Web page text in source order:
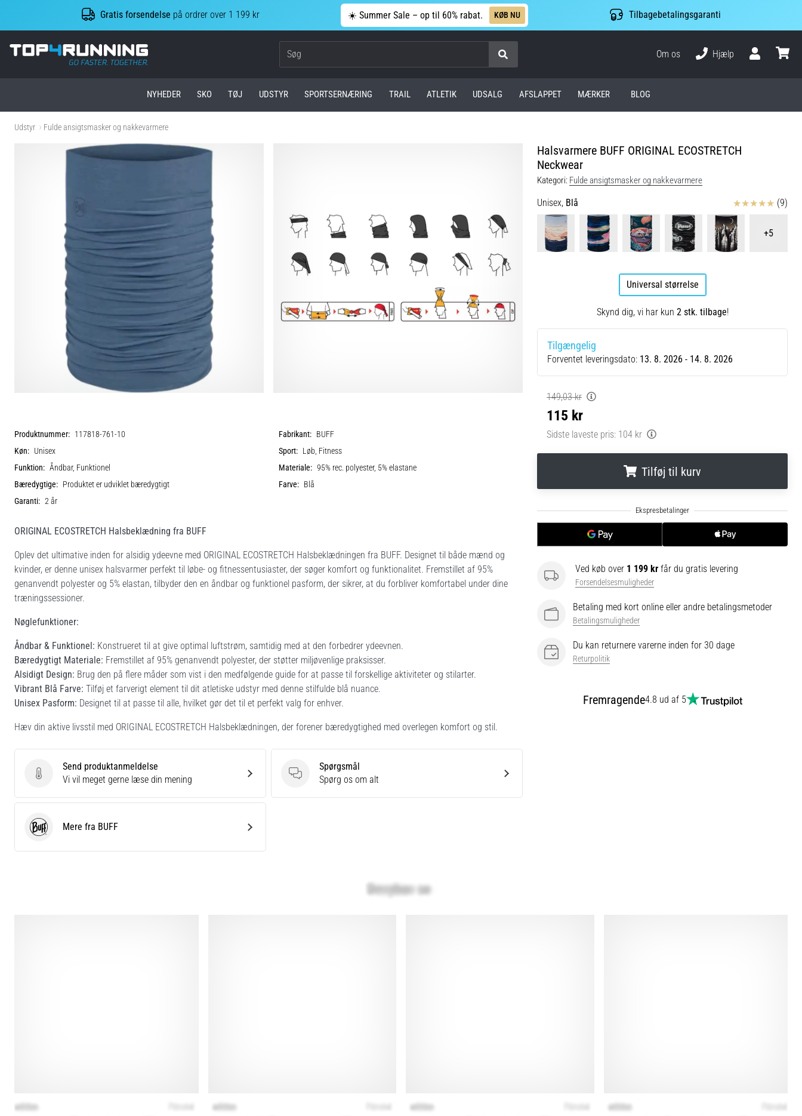
Gratis forsendelse på ordrer over 1 199 kr ☀️ Summer Sale – op til 60% rabat. KØB NU Tilbagebetalingsgaranti
Top4Running.dk
Om os
Hjælp
NYHEDER SKO TØJ UDSTYR SPORTSERNÆRING TRAIL ATLETIK UDSALG AFSLAPPET MÆRKER BLOG
Udstyr Fulde ansigtsmasker og nakkevarmere
Halsvarmere BUFF ORIGINAL ECOSTRETCH
Neckwear
Kategori: Fulde ansigtsmasker og nakkevarmere
Unisex, Blå Anmeldelser (9)
+5
Universal størrelse
Skynd dig, vi har kun 2 stk. tilbage!
Tilgængelig
Forventet leveringsdato: 13. 8. 2026 - 14. 8. 2026
149,03 kr
115 kr
Sidste laveste pris: 104 kr
Tilføj til kurv
Ved køb over 1 199 kr får du gratis levering
Forsendelsesmuligheder
Betaling med kort online eller andre betalingsmetoder
Betalingsmuligheder
Du kan returnere varerne inden for 30 dage
Returpolitik
Fremragende4.8 ud af 5
Produktnummer: 117818-761-10 Fabrikant: BUFF
Køn: Unisex Sport: Løb, Fitness
Funktion: Åndbar, Funktionel Materiale: 95% rec. polyester, 5% elastane
Bæredygtige: Produktet er udviklet bæredygtigt Farve: Blå
Garanti: 2 år
ORIGINAL ECOSTRETCH Halsbeklædning fra BUFF
Oplev det ultimative inden for alsidig ydeevne med ORIGINAL ECOSTRETCH Halsbeklædningen fra BUFF. Designet til både mænd og
kvinder, er denne unisex halsvarmer perfekt til løbe- og fitnessentusiaster, der søger komfort og funktionalitet. Fremstillet af 95%
genanvendt polyester og 5% elastan, tilbyder den en åndbar og funktionel pasform, der sikrer, at du forbliver komfortabel under dine
træningssessioner.
Nøglefunktioner:
Åndbar & Funktionel: Konstrueret til at give optimal luftstrøm, samtidig med at den forbedrer ydeevnen.
Bæredygtigt Materiale: Fremstillet af 95% genanvendt polyester, der støtter miljøvenlige praksisser.
Alsidigt Design: Brug den på flere måder som vist i den medfølgende guide for at passe til forskellige aktiviteter og stilarter.
Vibrant Blå Farve: Tilføj et farverigt element til dit atletiske udstyr med denne stilfulde blå nuance.
Unisex Pasform: Designet til at passe til alle, hvilket gør det til et perfekt valg for enhver.
Hæv din aktive livsstil med ORIGINAL ECOSTRETCH Halsbeklædningen, der forener bæredygtighed med overlegen komfort og stil.
Send produktanmeldelse
Send produktanmeldelse
Vi vil meget gerne læse din mening
Spørgsmål
Spørgsmål
Spørg os om alt
BUFF Mere fra BUFF